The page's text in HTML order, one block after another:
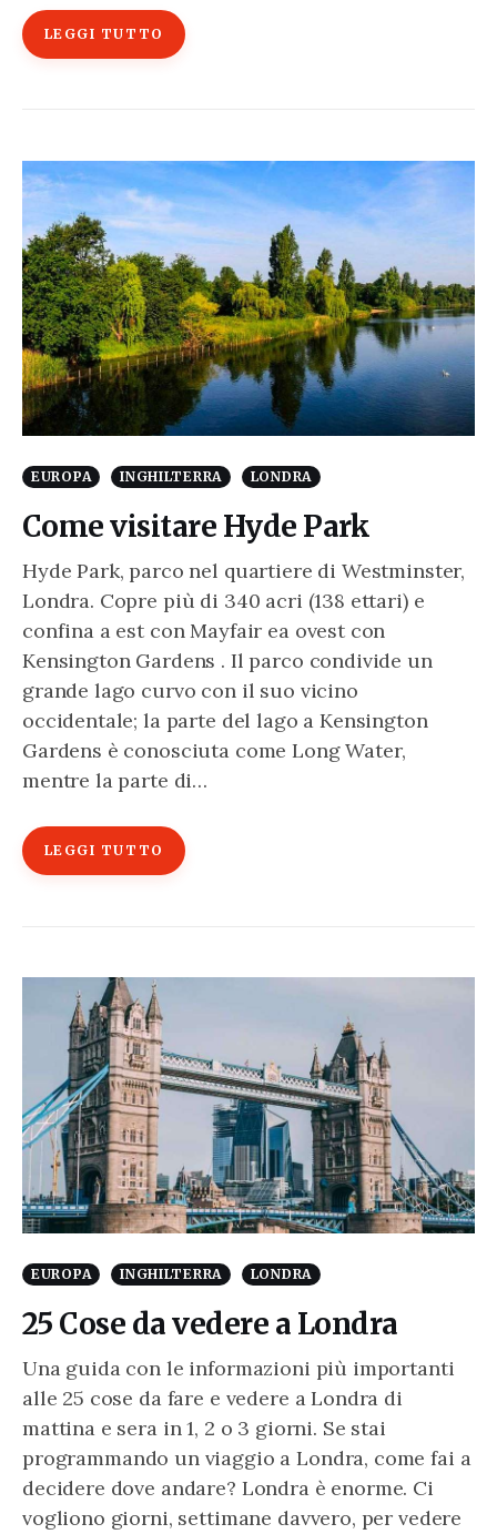
LEGGI TUTTO
EUROPA INGHILTERRA LONDRA
Come visitare Hyde Park
Hyde Park, parco nel quartiere di Westminster,
Londra. Copre più di 340 acri (138 ettari) e
confina a est con Mayfair ea ovest con
Kensington Gardens . Il parco condivide un
grande lago curvo con il suo vicino
occidentale; la parte del lago a Kensington
Gardens è conosciuta come Long Water,
mentre la parte di…
LEGGI TUTTO
EUROPA INGHILTERRA LONDRA
25 Cose da vedere a Londra
Una guida con le informazioni più importanti
alle 25 cose da fare e vedere a Londra di
mattina e sera in 1, 2 o 3 giorni. Se stai
programmando un viaggio a Londra, come fai a
decidere dove andare? Londra è enorme. Ci
vogliono giorni, settimane davvero, per vedere